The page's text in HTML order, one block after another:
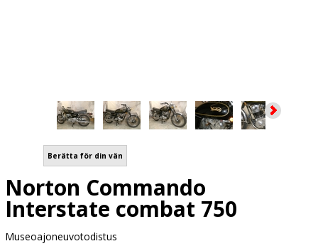
Berätta för din vän
Norton Commando
Interstate combat 750
Museoajoneuvotodistus